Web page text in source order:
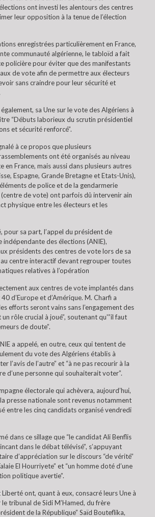
ont investi les alentours des centres
leur opposition à la tenue de l’élection
enregistrées particulièrement en France,
communauté algérienne, le tabloïd a fait
policière pour éviter que des manifestants
de vote afin de permettre aux électeurs
sans craindre pour leur sécurité et
sa Une sur le vote des Algériens à
“Débuts laborieux du scrutin présidentiel
et sécurité renforcé”.
à ce propos que plusieurs
ont été organisés au niveau
en France, mais aussi dans plusieurs autres
Espagne, Grande Bretagne et Etats-Unis),
de police et de la gendarmerie
de vote) ont parfois dû intervenir ain
physique entre les électeurs et les
pour sa part, l’appel du président de
indépendante des élections (ANIE),
présidents des centres de vote lors de sa
centre interactif devant regrouper toutes
relatives à l’opération
aux centres de vote implantés dans
d’Europe et d’Amérique. M. Charfi a
efforts seront vains sans l’engagement des
rôle crucial à joué”, soutenant qu'”il faut
de doute”.
a appelé, en outre, ceux qui tentent de
du vote des Algériens établis à
l’avis de l’autre” et “à ne pas recourir à la
d’une personne qui souhaiterait voter”.
électorale qui achèvera, aujourd’hui,
presse nationale sont revenus notamment
entre les cinq candidats organisé vendredi
dans ce sillage que “le candidat Ali Benflis
dans le débat télévisé”, s’appuyant
d’appréciation sur le discours “de vérité”
El Hourriyete” et “un homme doté d’une
politique avertie”.
Liberté ont, quant à eux, consacré leurs Une à
tribunal de Sidi M’Hamed, du frère
de la République” Saïd Bouteflika,